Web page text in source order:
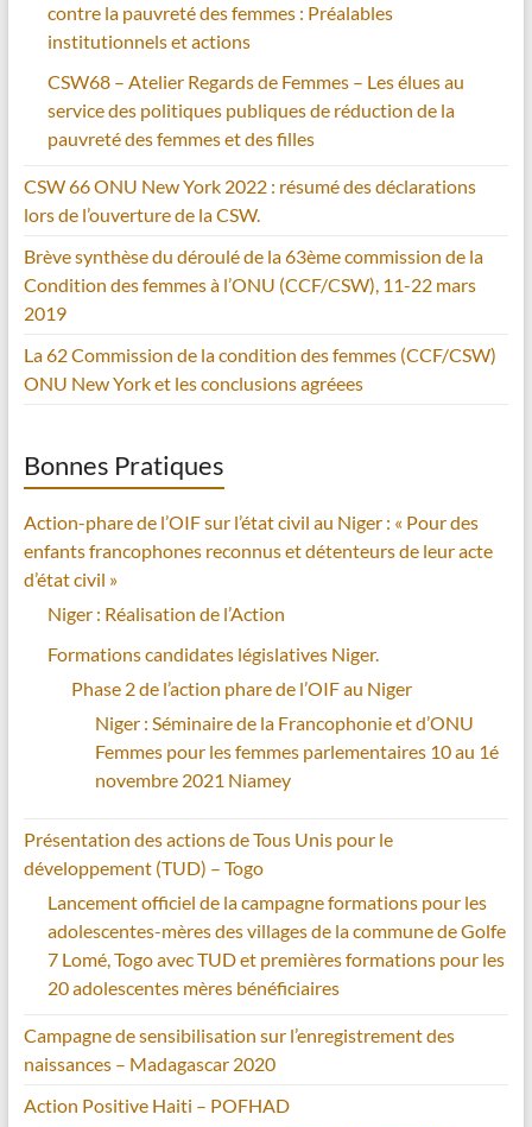
contre la pauvreté des femmes : Préalables
institutionnels et actions
CSW68 – Atelier Regards de Femmes – Les élues au
service des politiques publiques de réduction de la
pauvreté des femmes et des filles
CSW 66 ONU New York 2022 : résumé des déclarations
lors de l’ouverture de la CSW.
Brève synthèse du déroulé de la 63ème commission de la
Condition des femmes à l’ONU (CCF/CSW), 11-22 mars
2019
La 62 Commission de la condition des femmes (CCF/CSW)
ONU New York et les conclusions agréees
Bonnes Pratiques
Action-phare de l’OIF sur l’état civil au Niger : « Pour des
enfants francophones reconnus et détenteurs de leur acte
d’état civil »
Niger : Réalisation de l’Action
Formations candidates législatives Niger.
Phase 2 de l’action phare de l’OIF au Niger
Niger : Séminaire de la Francophonie et d’ONU
Femmes pour les femmes parlementaires 10 au 1é
novembre 2021 Niamey
Présentation des actions de Tous Unis pour le
développement (TUD) – Togo
Lancement officiel de la campagne formations pour les
adolescentes-mères des villages de la commune de Golfe
7 Lomé, Togo avec TUD et premières formations pour les
20 adolescentes mères bénéficiaires
Campagne de sensibilisation sur l’enregistrement des
naissances – Madagascar 2020
Action Positive Haiti – POFHAD